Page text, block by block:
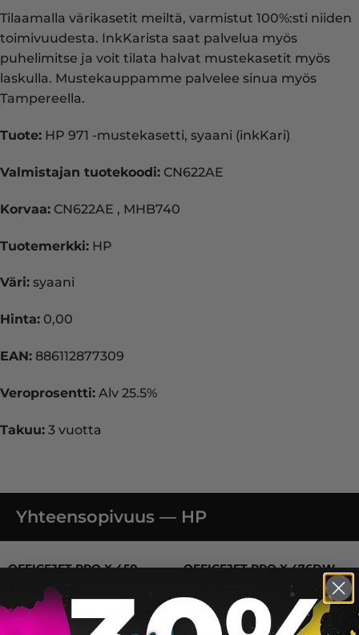
Tilaamalla värikasetit meiltä, varmistut 100%:sti niiden
toimivuudesta. InkKarista saat palvelua myös
puhelimitse ja voit tilata halvat mustekasetit myös
laskulla. Mustekauppamme palvelee sinua myös
Tampereella.
Tuote: HP 971 -mustekasetti, syaani (inkKari)
Valmistajan tuotekoodi: CN622AE
Korvaa: CN622AE , MHB740
Tuotemerkki: HP
Väri: syaani
Hinta: 0,00
EAN: 886112877309
Veroprosentti: Alv 25.5%
Takuu: 3 vuotta
Yhteensopivuus — HP
OFFICEJET PRO X 450
SERIES
OFFICEJET PRO X451DN
OFFICEJET PRO X 476DW
OFFICEJET PRO X476DW